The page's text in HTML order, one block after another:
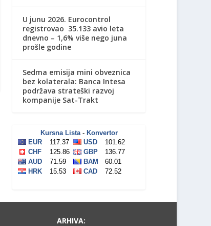
U junu 2026. Eurocontrol
registrovao 35.133 avio leta
dnevno – 1,6% više nego juna
prošle godine
Sedma emisija mini obveznica
bez kolaterala: Banca Intesa
podržava strateški razvoj
kompanije Sat-Trakt
ARHIVA: